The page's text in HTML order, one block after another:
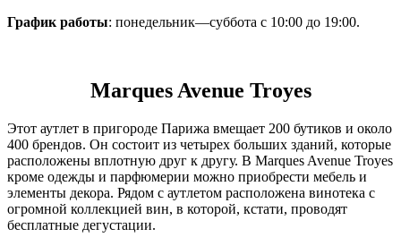
График работы: понедельник—суббота с 10:00 до 19:00.
Marques Avenue Troyes
Этот аутлет в пригороде Парижа вмещает 200 бутиков и около
400 брендов. Он состоит из четырех больших зданий, которые
расположены вплотную друг к другу. В Marques Avenue Troyes
кроме одежды и парфюмерии можно приобрести мебель и
элементы декора. Рядом с аутлетом расположена винотека с
огромной коллекцией вин, в которой, кстати, проводят
бесплатные дегустации.